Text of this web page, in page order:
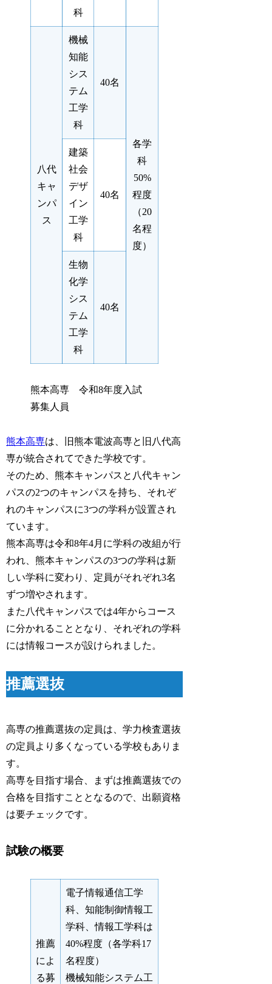
科
八代
キャ
ンパ
ス
機械
知能
シス
テム
工学
科
40名
各学
科
50%
程度
（20
名程
度）
建築
社会
デザ
イン
工学
科
40名
生物
化学
シス
テム
工学
科
40名
熊本高専 令和8年度入試
募集人員
熊本高専は、旧熊本電波高専と旧八代高
専が統合されてできた学校です。
そのため、熊本キャンパスと八代キャン
パスの2つのキャンパスを持ち、それぞ
れのキャンパスに3つの学科が設置され
ています。
熊本高専は令和8年4月に学科の改組が行
われ、熊本キャンパスの3つの学科は新
しい学科に変わり、定員がそれぞれ3名
ずつ増やされます。
また八代キャンパスでは4年からコース
に分かれることとなり、それぞれの学科
には情報コースが設けられました。
推薦選抜
高専の推薦選抜の定員は、学力検査選抜
の定員より多くなっている学校もありま
す。
高専を目指す場合、まずは推薦選抜での
合格を目指すこととなるので、出願資格
は要チェックです。
試験の概要
推薦
によ
る募
電子情報通信工学
科、知能制御情報工
学科、情報工学科は
40%程度（各学科17
名程度）
機械知能システム工